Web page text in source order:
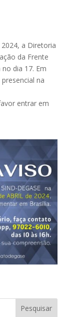
a Diretoria
da Frente
dia 17. Em
na
entrar em
Pesquisar